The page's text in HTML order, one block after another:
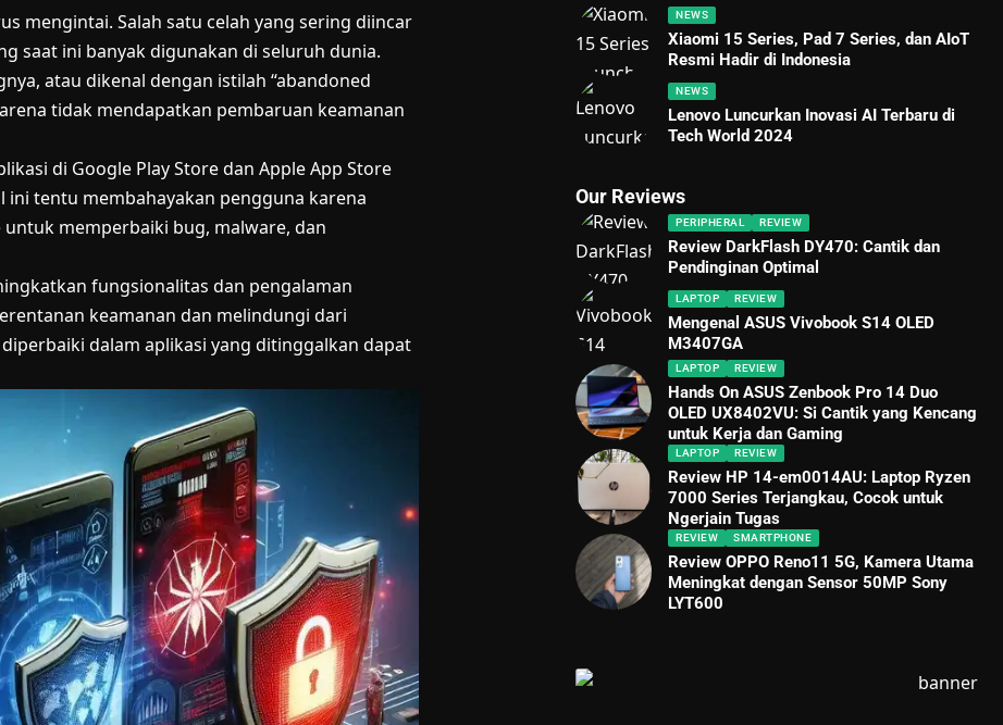
mengintai. Salah satu celah yang sering diincar
saat ini banyak digunakan di seluruh dunia.
atau dikenal dengan istilah “abandoned
tidak mendapatkan pembaruan keamanan
di Google Play Store dan Apple App Store
tentu membahayakan pengguna karena
memperbaiki bug, malware, dan
fungsionalitas dan pengalaman
keamanan dan melindungi dari
dalam aplikasi yang ditinggalkan dapat
NEWS
Xiaomi 15 Series, Pad 7 Series, dan AIoT
Resmi Hadir di Indonesia
NEWS
Lenovo Luncurkan Inovasi AI Terbaru di
Tech World 2024
Our Reviews
PERIPHERAL REVIEW
Review DarkFlash DY470: Cantik dan
Pendinginan Optimal
LAPTOP REVIEW
Mengenal ASUS Vivobook S14 OLED
M3407GA
LAPTOP REVIEW
Hands On ASUS Zenbook Pro 14 Duo
OLED UX8402VU: Si Cantik yang Kencang
untuk Kerja dan Gaming
LAPTOP REVIEW
Review HP 14-em0014AU: Laptop Ryzen
7000 Series Terjangkau, Cocok untuk
Ngerjain Tugas
REVIEW SMARTPHONE
Review OPPO Reno11 5G, Kamera Utama
Meningkat dengan Sensor 50MP Sony
LYT600